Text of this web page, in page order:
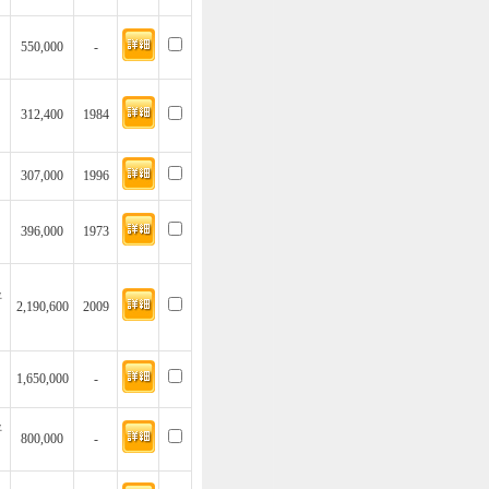
550,000 -
312,400 1984
307,000 1996
396,000 1973
2,190,600 2009
1,650,000 -
800,000 -